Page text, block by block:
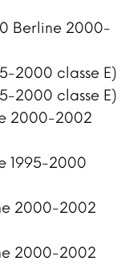
Berline 2000-
2000 classe E)
2000 classe E)
2000-2002
1995-2000
2000-2002
2000-2002